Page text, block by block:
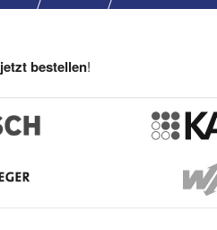
jetzt bestellen!